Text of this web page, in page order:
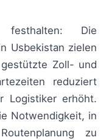
Die
Usbekistan zielen
Zoll- und
reduziert
Logistiker erhöht.
Notwendigkeit, in
zu